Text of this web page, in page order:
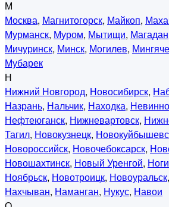
М
Москва, Магнитогорск, Майкоп,
Мурманск, Муром, Мытищи, Магадан
Мичуринск, Минск, Могилев,
Мубарек
Н
Нижний Новгород, Новосибирск,
Назрань, Нальчик, Находка,
Нефтеюганск, Нижневартовск,
Тагил, Новокузнецк,
Новороссийск, Новочебоксарск,
Новошахтинск, Новый Уренгой,
Ноябрьск, Новотроицк, Новоуральск,
Нахчыван, Наманган, Нукус, Навои